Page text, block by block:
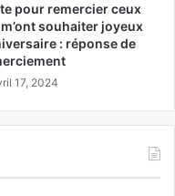
pour remercier ceux
souhaiter joyeux
: réponse de
17, 2024